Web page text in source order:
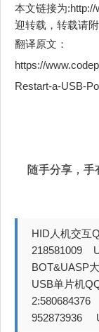
本文链接为:http://
迎转载，转载请附
翻译原文：
https://
Restart-a-USB-
随手分享，手
HID人机交互
218581009
BOT&UASP
USB单片机
2:580684376
952873936